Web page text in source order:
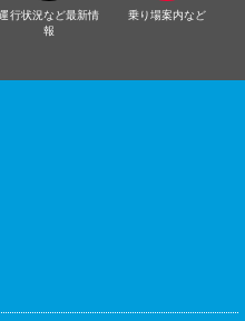
行状況など最新情
報
乗り場案内など